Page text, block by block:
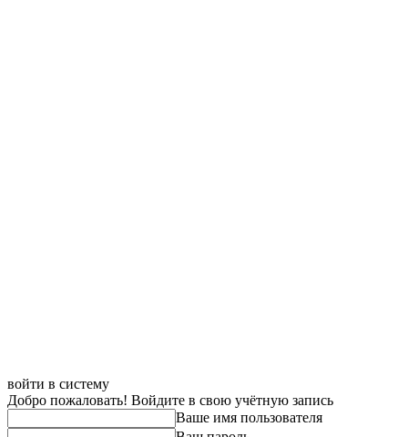
войти в систему
Добро пожаловать! Войдите в свою учётную запись
Ваше имя пользователя